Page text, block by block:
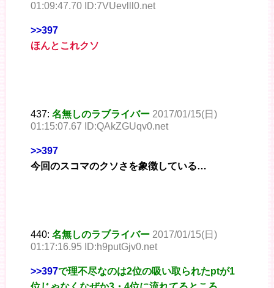
01:09:47.70 ID:7VUevlll0.net
>>397
ほんとこれクソ
437: 名無しのラブライバー 2017/01/15(日)
01:15:07.67 ID:QAkZGUqv0.net
>>397
今回のスコマのクソさを象徴している…
440: 名無しのラブライバー 2017/01/15(日)
01:17:16.95 ID:h9putGjv0.net
>>397で理不尽なのは2位の吸い取られたptが1